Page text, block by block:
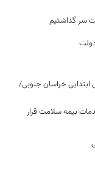
سر گذاشتیم
ابتدایی خراسان جنوبی/
بیمه سلامت قرار